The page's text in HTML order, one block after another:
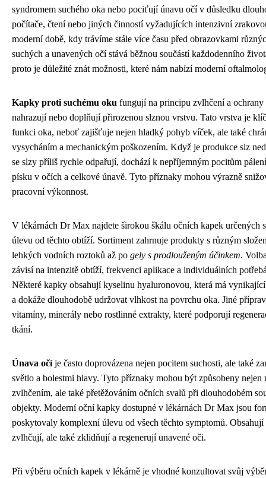
syndromem suchého oka nebo pociťují únavu očí v důsledku
počítače, čtení nebo jiných činností vyžadujících intenzivní
moderní době, kdy trávíme stále více času před obrazovkami
suchých a unavených očí stává běžnou součástí každodenního
proto je důležité znát možnosti, které nám nabízí moderní
Kapky proti suchému oku fungují na principu zvlhčení a
nahrazují nebo doplňují přirozenou slznou vrstvu. Tato vrstva je
funkci oka, neboť zajišťuje nejen hladký pohyb víček, ale také
vysycháním a mechanickým poškozením. Když je produkce slz
se slzy příliš rychle odpařují, dochází k nepříjemným pocitům
písku v očích a celkové únavě. Tyto příznaky mohou výrazně
pracovní výkonnost.
V lékárnách Dr Max najdete širokou škálu očních kapek určených
úlevu od těchto obtíží. Sortiment zahrnuje produkty s různým
lehkých vodních roztoků až po gely s prodlouženým účinkem.
závisí na intenzitě obtíží, frekvenci aplikace a individuálních
Některé kapky obsahují kyselinu hyaluronovou, která má
a dokáže dlouhodobě udržovat vlhkost na povrchu oka. Jiné
vitamíny, minerály nebo rostlinné extrakty, které podporují
tkání.
Únava očíje často doprovázena nejen pocitem suchosti, ale také
světlo a bolestmi hlavy. Tyto příznaky mohou být způsobeny nejen
zvlhčením, ale také přetěžováním očních svalů při dlouhodobém
objekty. Moderní oční kapky dostupné v lékárnách Dr Max jsou
poskytovaly komplexní úlevu od všech těchto symptomů. Obsahují
zvlhčují, ale také zklidňují a regenerují unavené oči.
Při výběru očních kapek v lékárně je vhodné konzultovat svůj